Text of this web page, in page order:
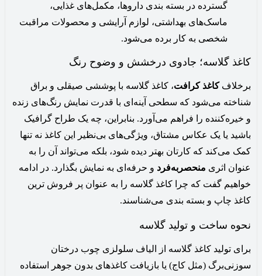
گسترده در بسته ‌بندی داروها، مکمل‌های غذایی،
ماسک‌های بهداشتی، لوازم آرایشی و محصولات مراقبت
شخصی به کار برده می‌شود.
کاغذ گلاسه؛ جادوی درخشش و وضوح رنگ
برخلافکاغذ کرافت، کاغذ گلاسه با پوششی صیقلی و براق
شناخته می‌شود که سطحی آینه‌ای با قدرت نمایش رنگ‌های زنده
و خیره‌کننده را فراهم می‌آورد. بنابراین، چه یک طراح گرافیک
باشید یا یک عکاس مشتاق، ویژگی‌های بی‌نظیر این کاغذ نه تنها
کمک می‌کند که کارتان بهتر دیده شود، بلکه می‌تواند آن را به
عنوان اثری منحصربه‌فرد و حرفه‌ای به نمایش بگذارد. در ادامه
خواهیم گفت که چرا کاغذ گلاسه را به عنوان پر فروش ترین
کاغذ چاپ و بسته بندی می‌شناسند.
نحوه ساخت و تولید گلاسه
برای تولید کاغذ گلاسه از الیاف سلولزی چوب درختان
سوزنی‌برگ (مثل کاج) یا بازیافت کاغذهای بدون جوهر استفاده